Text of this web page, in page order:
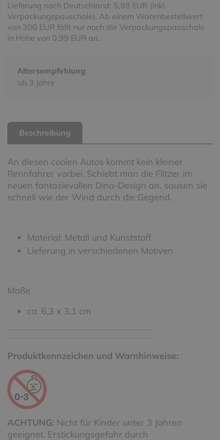
Lieferung nach Deutschland: 5,98 EUR (inkl.
Verpackungspauschale). Ab einem Warenbestellwert
von 300 EUR fällt nur noch die Verpackungspauschale
in Höhe von 0,99 EUR an.
Altersempfehlung
ab 3 Jahre
Beschreibung
An diesen coolen Autos kommt kein kleiner
Rennfahrer vorbei. Schiebt man die Flitzer im
neuen fantasievollen Dino-Design an, sausen sie
schnell wie der Wind durch die Gegend.
Material: Metall und Kunststoff
Lieferung in verschiedenen Motiven
Maße
ca. 6,3 x 3,1 cm
Produktkennzeichen und Warnhinweise:
ACHTUNG: Nicht für Kinder unter 3 Jahren
geeignet. Erstickungsgefahr durch